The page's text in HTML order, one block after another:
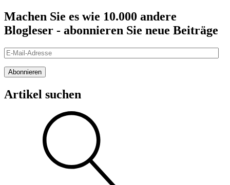
Machen Sie es wie 10.000 andere
Blogleser - abonnieren Sie neue Beiträge
E-
Mail-
Adresse
Abonnieren
Artikel suchen